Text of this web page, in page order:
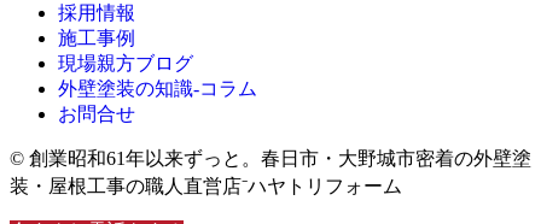
採用情報
施工事例
現場親方ブログ
外壁塗装の知識‐コラム
お問合せ
© 創業昭和61年以来ずっと。春日市・大野城市密着の外壁塗
装・屋根工事の職人直営店⁻ハヤトリフォーム